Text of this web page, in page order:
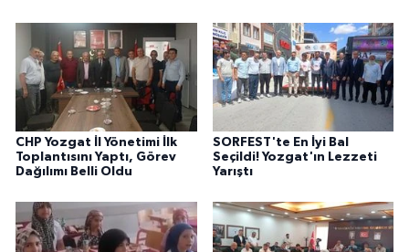
CHP Yozgat İl Yönetimi İlk
Toplantısını Yaptı, Görev
Dağılımı Belli Oldu
SORFEST'te En İyi Bal
Seçildi! Yozgat'ın Lezzeti
Yarıştı